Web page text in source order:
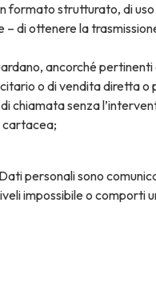
formato strutturato, di uso
di ottenere la
ancorché pertinenti
o di vendita diretta o
chiamata senza
cartacea;
personali sono
impossibile o comporti